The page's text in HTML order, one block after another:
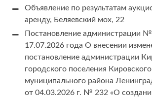
Объявление по результатам
аренду, Беляевский мох, 22
Постановление администрации
17.07.2026 года О внесении
постановление администрации
городского поселения Кировского
муниципального района
от 04.03.2026 г. № 232 «О